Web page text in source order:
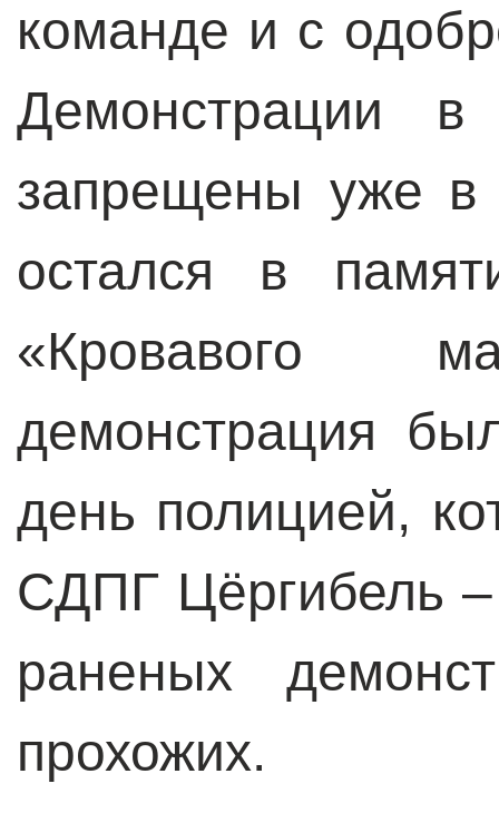
команде и с
Демонстрации
запрещены уже в
остался в
«Кровавого
демонстрация
день полицией,
СДПГ Цёргибель –
раненых
прохожих.